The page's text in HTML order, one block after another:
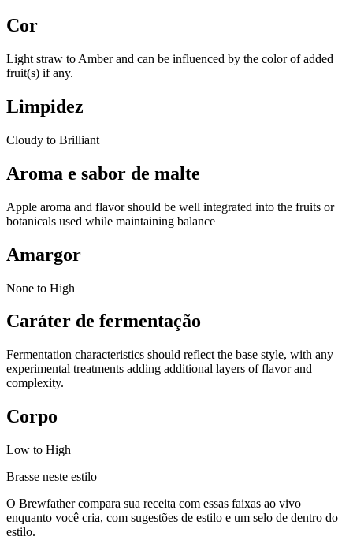
Cor
Light straw to Amber and can be influenced by the color of added
fruit(s) if any.
Limpidez
Cloudy to Brilliant
Aroma e sabor de malte
Apple aroma and flavor should be well integrated into the fruits or
botanicals used while maintaining balance
Amargor
None to High
Caráter de fermentação
Fermentation characteristics should reflect the base style, with any
experimental treatments adding additional layers of flavor and
complexity.
Corpo
Low to High
Brasse neste estilo
O Brewfather compara sua receita com essas faixas ao vivo
enquanto você cria, com sugestões de estilo e um selo de dentro do
estilo.